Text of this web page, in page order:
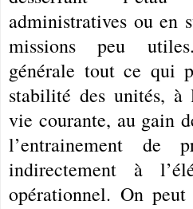
administratives ou en
missions peu
générale tout ce qui
stabilité des unités,
vie courante, au gain
l’entrainement de
indirectement à
opérationnel. On peut